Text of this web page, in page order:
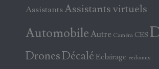
AssistantsAssistants virtuels
AutomobileAutre Caméra CES
DronesDécalé Eclairage eedomus